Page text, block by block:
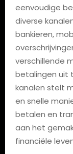
eenvoudige
diverse
bankieren,
verschillende
betalingen uit
kanalen stelt
en snelle
betalen en
aan het
financiële